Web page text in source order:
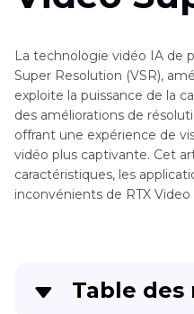
La technologie vidéo IA de
Super Resolution (VSR),
exploite la puissance de la
des améliorations de
offrant une expérience de
vidéo plus captivante. Cet
caractéristiques, les
inconvénients de RTX
Table des